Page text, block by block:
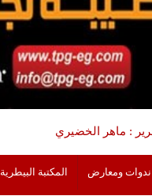
: ماهر الخضيري
ندوات ومعارض المكتبة البيطرية